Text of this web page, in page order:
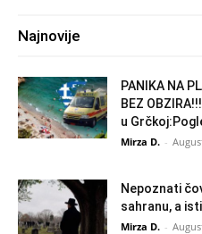
Najnovije
PANIKA NA
BEZ
u
Mirza D. -
Nepoznati
sahranu, a
Mirza D. -